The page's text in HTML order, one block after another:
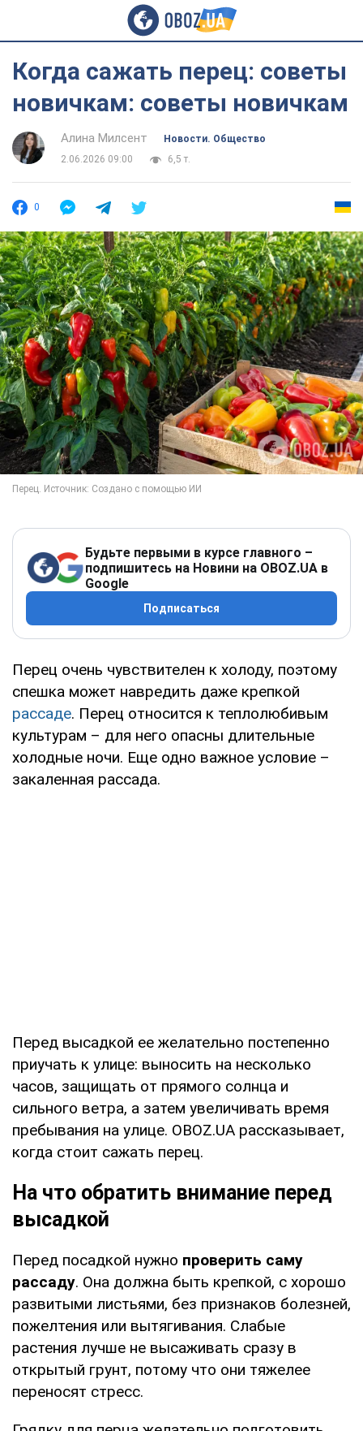
Когда сажать перец: советы
новичкам: советы новичкам
Алина Милсент
Новости. Общество
2.06.2026 09:00
6,5 т.
0
Будьте первыми в курсе главного –
подпишитесь на Новини на OBOZ.UA в
Google
Подписаться
Перец очень чувствителен к холоду, поэтому
спешка может навредить даже крепкой
рассаде. Перец относится к теплолюбивым
культурам – для него опасны длительные
холодные ночи. Еще одно важное условие –
закаленная рассада.
Перед высадкой ее желательно постепенно
приучать к улице: выносить на несколько
часов, защищать от прямого солнца и
сильного ветра, а затем увеличивать время
пребывания на улице. OBOZ.UA рассказывает,
когда стоит сажать перец.
На что обратить внимание перед
высадкой
Перед посадкой нужно проверить саму
рассаду. Она должна быть крепкой, с хорошо
развитыми листьями, без признаков болезней,
пожелтения или вытягивания. Слабые
растения лучше не высаживать сразу в
открытый грунт, потому что они тяжелее
переносят стресс.